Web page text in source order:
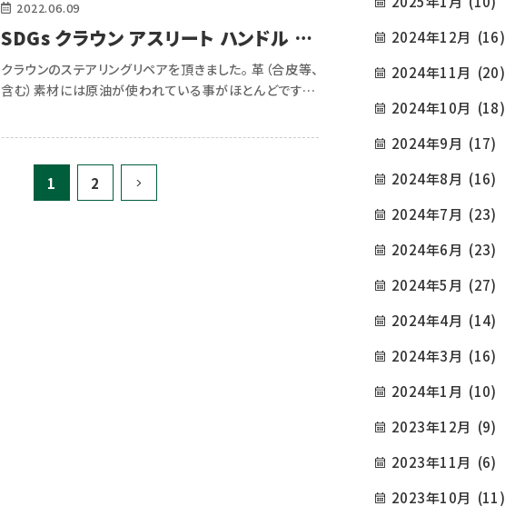
INFORMATION / BLOG
2022.06.09
SDGs クラウン アスリート ハンドル リ
ペア
クラウンのステアリングリペアを頂きました。 革（合皮等、
含む）素材には原油が使われている事がほとんどです。
1 2
2024年12月 (16)
2024年11月 (20)
2024年10月 (18)
2024年9月 (17)
2024年8月 (16)
2024年7月 (23)
2024年6月 (23)
2024年5月 (27)
2024年4月 (14)
2024年3月 (16)
2024年1月 (10)
2023年12月 (9)
2023年11月 (6)
2023年10月 (11)